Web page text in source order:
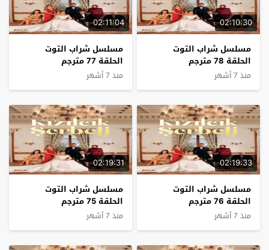
02:10:30
مسلسل شراب التوت
الحلقة 78 مترجم
منذ 7 أشهر
02:11:04
مسلسل شراب التوت
الحلقة 77 مترجم
منذ 7 أشهر
02:19:33
مسلسل شراب التوت
الحلقة 76 مترجم
منذ 7 أشهر
02:19:31
مسلسل شراب التوت
الحلقة 75 مترجم
منذ 7 أشهر